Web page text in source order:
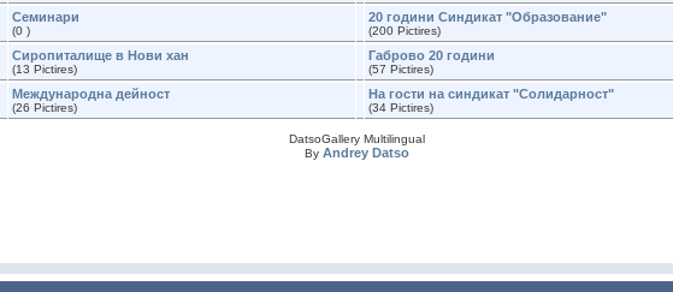
Семинари
(0 )
20 години Синдикат "Образование"
(200 Pictires)
Сиропиталище в Нови хан
(13 Pictires)
Габрово 20 години
(57 Pictires)
Международна дейност
(26 Pictires)
На гости на синдикат "Солидарност"
(34 Pictires)
DatsoGallery Multilingual
By Andrey Datso